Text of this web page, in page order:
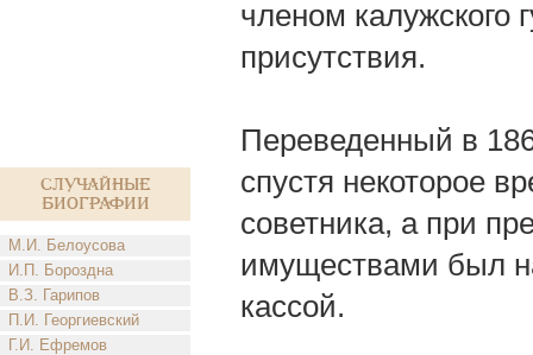
Случайные
биографии
М.И. Белоусова
И.П. Бороздна
В.З. Гарипов
П.И. Георгиевский
Г.И. Ефремов
членом калужского
присутствия.
Переведенный в
спустя некоторое
советника, а при
имуществами был
кассой.